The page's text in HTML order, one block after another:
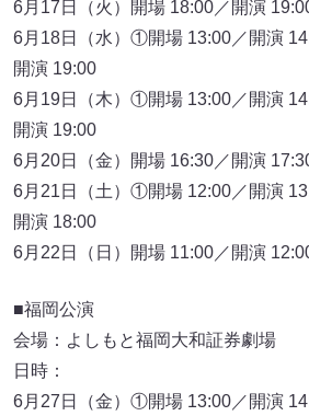
6月17日（火）開場 18:00／開演
6月18日（水）①開場 13:00／開演
開演 19:00
6月19日（木）①開場 13:00／開演
開演 19:00
6月20日（金）開場 16:30／開演
6月21日（土）①開場 12:00／開演
開演 18:00
6月22日（日）開場 11:00／開演
■福岡公演
会場：よしもと福岡大和証券劇場
日時：
6月27日（金）①開場 13:00／開演